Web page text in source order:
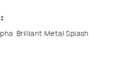
Brilliant Metal Splash